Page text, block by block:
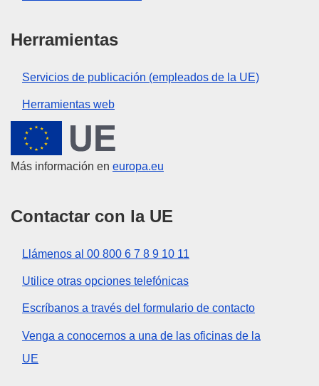
Herramientas
Servicios de publicación (empleados de la UE)
Herramientas web
Unión Europea
Más información en europa.eu
Contactar con la UE
Llámenos al 00 800 6 7 8 9 10 11
Utilice otras opciones telefónicas
Escríbanos a través del formulario de contacto
Venga a conocernos a una de las oficinas de la
UE